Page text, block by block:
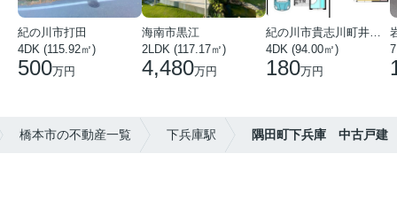
紀の川市打田
4DK (115.92㎡)
500万円
海南市黒江
2LDK (117.17㎡)
4,480万円
紀の川市貴志川町井ノ口
4DK (94.00㎡)
180万円
橋本市の不動産一覧 下兵庫駅 隅田町下兵庫 中古戸建